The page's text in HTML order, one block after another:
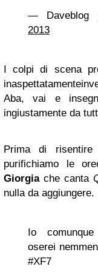
— Daveblog
2013
I colpi di scena
Aba, vai e
ingiustamente da
Prima di
purifichiamo le
Giorgiache canta
nulla da aggiungere.
Io
oserei
#XF7